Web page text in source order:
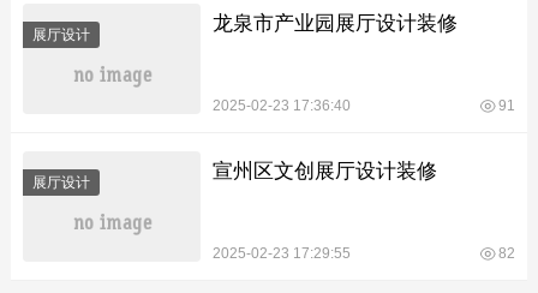
展厅设计 龙泉市产业园展厅设计装修
2025-02-23 17:36:40 91
展厅设计 宣州区文创展厅设计装修
2025-02-23 17:29:55 82